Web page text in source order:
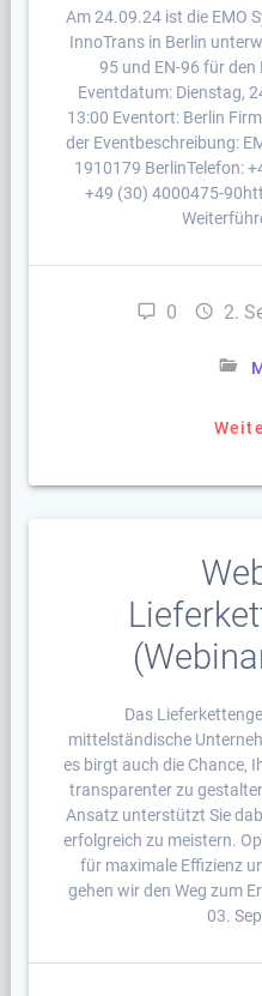
Am 24.09.24 ist die EMO
InnoTrans in Berlin
95 und EN-96 für den
Eventdatum: Dienstag,
13:00 Eventort: Berlin
der Eventbeschreibung:
1910179 BerlinTelefon:
+49 (30) 4000475-
0 2.
Das
mittelständische
es birgt auch die Chance,
transparenter zu
Ansatz unterstützt Sie
erfolgreich zu meistern.
für maximale Effizienz
gehen wir den Weg zum
03.